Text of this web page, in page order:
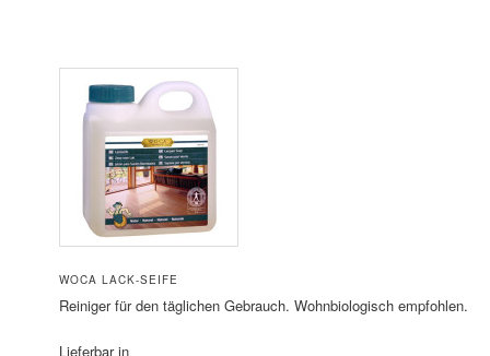
WOCA LACK-SEIFE
Reiniger für den täglichen Gebrauch. Wohnbiologisch empfohlen.
Lieferbar in